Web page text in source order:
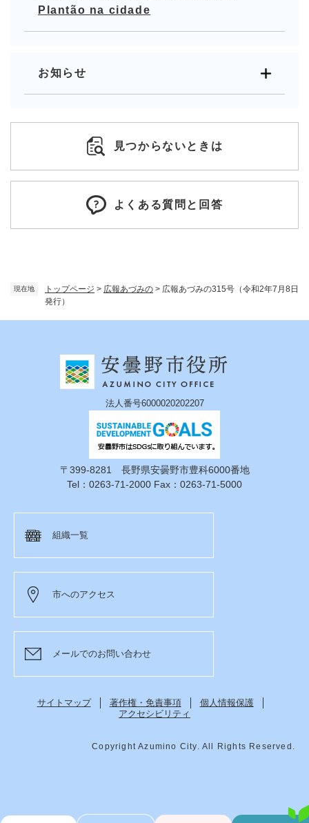
現在地 トップページ > 広報あづみの > 広報あづみの315号（令和2年7月8日
発行）
Plantão na cidade
お知らせ
見つからないときは
よくある質問と回答
法人番号6000020202207
〒399-8281 長野県安曇野市豊科6000番地
Tel：0263-71-2000 Fax：0263-71-5000
組織一覧
市へのアクセス
メールでのお問い合わせ
サイトマップ 著作権・免責事項
個人情報保護
アクセシビリティ
Copyright Azumino City. All Rights Reserved.